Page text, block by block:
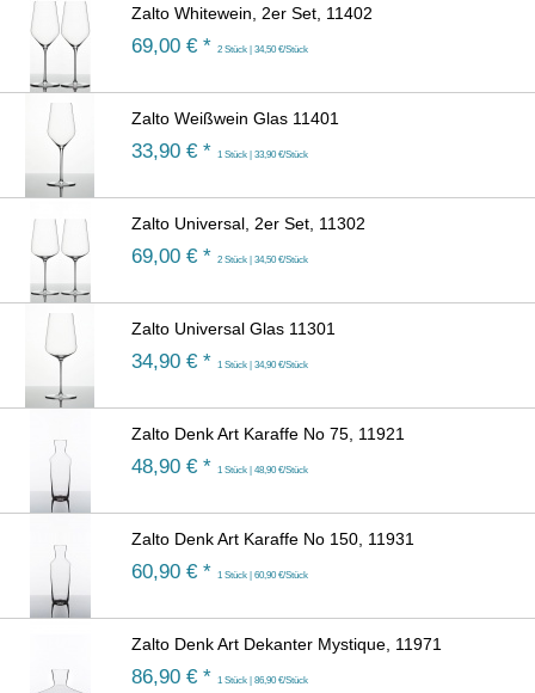
Zalto Whitewein, 2er Set, 11402
69,00 € * 2 Stück | 34,50 €/Stück
Zalto Weißwein Glas 11401
33,90 € * 1 Stück | 33,90 €/Stück
Zalto Universal, 2er Set, 11302
69,00 € * 2 Stück | 34,50 €/Stück
Zalto Universal Glas 11301
34,90 € * 1 Stück | 34,90 €/Stück
Zalto Denk Art Karaffe No 75, 11921
48,90 € * 1 Stück | 48,90 €/Stück
Zalto Denk Art Karaffe No 150, 11931
60,90 € * 1 Stück | 60,90 €/Stück
Zalto Denk Art Dekanter Mystique, 11971
86,90 € * 1 Stück | 86,90 €/Stück